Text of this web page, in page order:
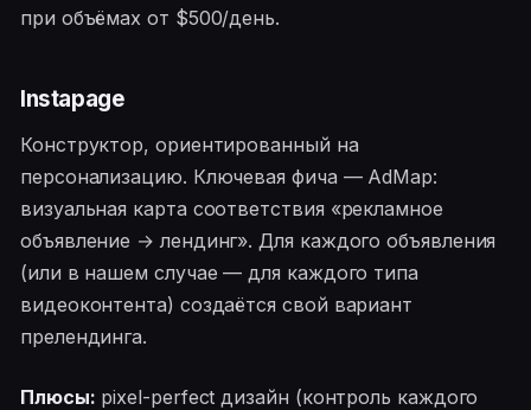
при объёмах от $500/день.
Instapage
Конструктор, ориентированный на
персонализацию. Ключевая фича — AdMap:
визуальная карта соответствия «рекламное
объявление → лендинг». Для каждого объявления
(или в нашем случае — для каждого типа
видеоконтента) создаётся свой вариант
прелендинга.
Плюсы: pixel-perfect дизайн (контроль каждого